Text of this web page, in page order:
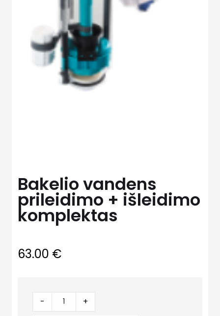
Bakelio vandens
prileidimo + išleidimo
komplektas
63.00 €
vandens
- +